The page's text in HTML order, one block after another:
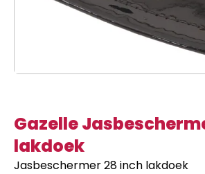
Gazelle
lakdoek
Jasbeschermer 28 inch lakdoek